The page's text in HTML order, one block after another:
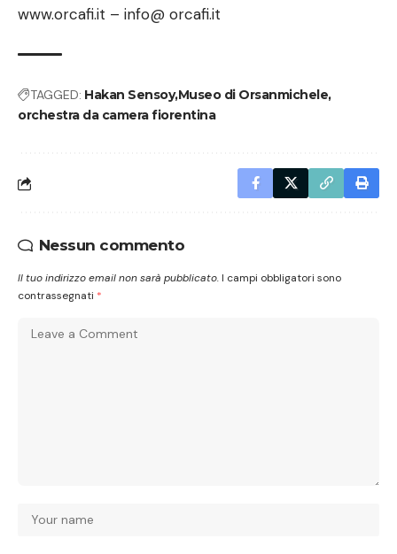
www.orcafi.it – info@ orcafi.it
TAGGED: Hakan SensoyMuseo di Orsanmichele
orchestra da camera fiorentina
Nessun commento
Il tuo indirizzo email non sarà pubblicato. I campi obbligatori sono
contrassegnati *